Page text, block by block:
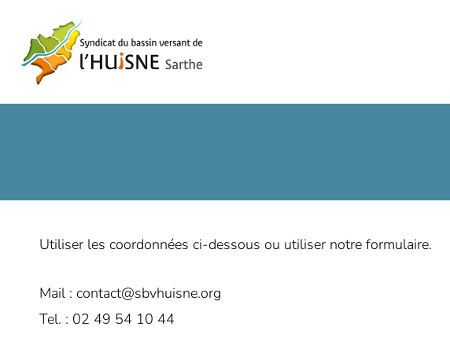
contenu
Utiliser les coordonnées ci-dessous ou utiliser notre formulaire.
Mail : contact@sbvhuisne.org
Tel. : 02 49 54 10 44